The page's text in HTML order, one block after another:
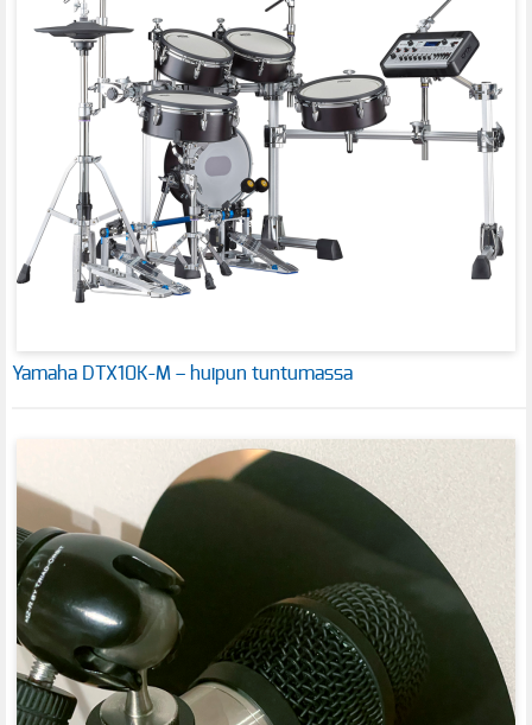
Yamaha DTX10K-M – huipun tuntumassa